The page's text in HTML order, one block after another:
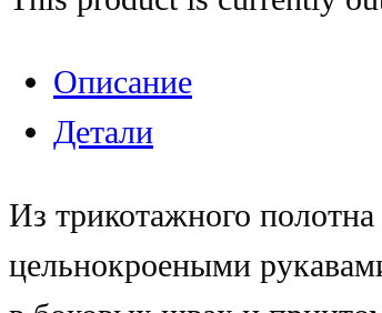
Описание
Детали
Из трикотажного
цельнокроеными